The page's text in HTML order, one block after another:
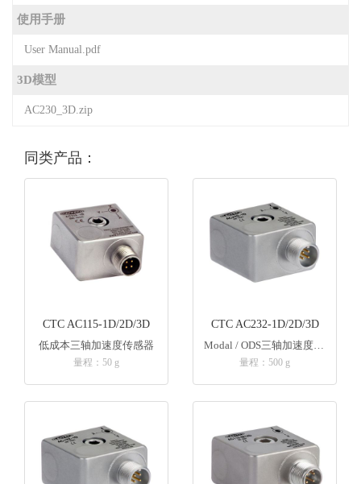
使用手册
User Manual.pdf
3D模型
AC230_3D.zip
同类产品：
CTC AC115-1D/2D/3D
低成本三轴加速度传感器
量程：50 g
CTC AC232-1D/2D/3D
Modal / ODS三轴加速度传感器
量程：500 g